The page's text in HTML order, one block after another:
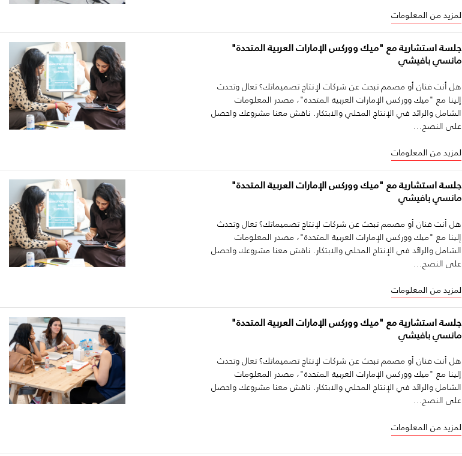
لمزيد من المعلومات
جلسة استشارية مع "ميك ووركس الإمارات العربية المتحدة"
مانسي بافيشي
هل أنت فنان أو مصمم تبحث عن شركات لإنتاج تصميماتك؟ تعال وتحدث
إلينا مع "ميك ووركس الإمارات العربية المتحدة"، مصدر المعلومات
الشامل والرائد في الإنتاج المحلي والابتكار. ناقش معنا مشروعك واحصل
على النصح...
لمزيد من المعلومات
جلسة استشارية مع "ميك ووركس الإمارات العربية المتحدة"
مانسي بافيشي
هل أنت فنان أو مصمم تبحث عن شركات لإنتاج تصميماتك؟ تعال وتحدث
إلينا مع "ميك ووركس الإمارات العربية المتحدة"، مصدر المعلومات
الشامل والرائد في الإنتاج المحلي والابتكار. ناقش معنا مشروعك واحصل
على النصح...
لمزيد من المعلومات
جلسة استشارية مع "ميك ووركس الإمارات العربية المتحدة"
مانسي بافيشي
هل أنت فنان أو مصمم تبحث عن شركات لإنتاج تصميماتك؟ تعال وتحدث
إلينا مع "ميك ووركس الإمارات العربية المتحدة"، مصدر المعلومات
الشامل والرائد في الإنتاج المحلي والابتكار. ناقش معنا مشروعك واحصل
على النصح...
لمزيد من المعلومات